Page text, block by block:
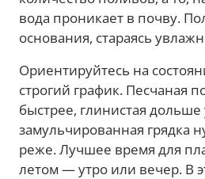
вода проникает в почву.
основания, стараясь
Ориентируйтесь на
строгий график. Песчаная
быстрее, глинистая
замульчированная грядка
реже. Лучшее время для
летом — утро или вечер. В